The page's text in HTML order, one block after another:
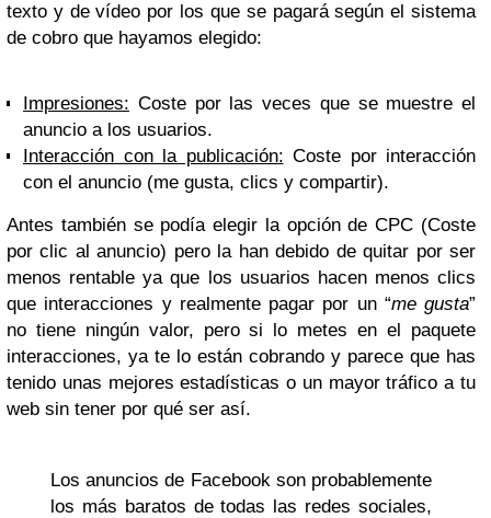
texto y de vídeo por los que se pagará según el sistema
de cobro que hayamos elegido:
Impresiones: Coste por las veces que se muestre el
anuncio a los usuarios.
Interacción con la publicación: Coste por interacción
con el anuncio (me gusta, clics y compartir).
Antes también se podía elegir la opción de CPC (Coste
por clic al anuncio) pero la han debido de quitar por ser
menos rentable ya que los usuarios hacen menos clics
que interacciones y realmente pagar por un “me gusta”
no tiene ningún valor, pero si lo metes en el paquete
interacciones, ya te lo están cobrando y parece que has
tenido unas mejores estadísticas o un mayor tráfico a tu
web sin tener por qué ser así.
Los anuncios de Facebook son probablemente
los más baratos de todas las redes sociales,